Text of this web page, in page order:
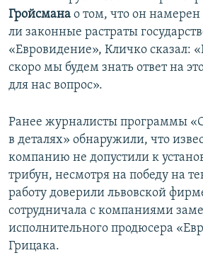
Гройсмана о том, что он
ли законные растраты
«Евровидение», Кличко сказал:
скоро мы будем знать ответ на
для нас вопрос».
Ранее журналисты программы
в деталях» обнаружили, что
компанию не допустили к
трибун, несмотря на победу на
работу доверили львовской
сотрудничала с компаниями
исполнительного продюсера
Грицака.